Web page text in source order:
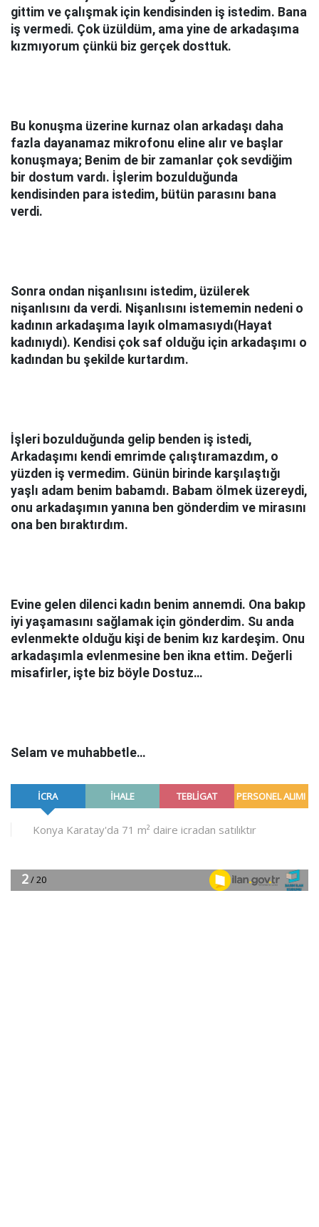
gittim ve çalışmak için kendisinden iş istedim. Bana
iş vermedi. Çok üzüldüm, ama yine de arkadaşıma
kızmıyorum çünkü biz gerçek dosttuk.
Bu konuşma üzerine kurnaz olan arkadaşı daha
fazla dayanamaz mikrofonu eline alır ve başlar
konuşmaya; Benim de bir zamanlar çok sevdiğim
bir dostum vardı. İşlerim bozulduğunda
kendisinden para istedim, bütün parasını bana
verdi.
Sonra ondan nişanlısını istedim, üzülerek
nişanlısını da verdi. Nişanlısını istememin nedeni o
kadının arkadaşıma layık olmamasıydı(Hayat
kadınıydı). Kendisi çok saf olduğu için arkadaşımı o
kadından bu şekilde kurtardım.
İşleri bozulduğunda gelip benden iş istedi,
Arkadaşımı kendi emrimde çalıştıramazdım, o
yüzden iş vermedim. Günün birinde karşılaştığı
yaşlı adam benim babamdı. Babam ölmek üzereydi,
onu arkadaşımın yanına ben gönderdim ve mirasını
ona ben bıraktırdım.
Evine gelen dilenci kadın benim annemdi. Ona bakıp
iyi yaşamasını sağlamak için gönderdim. Su anda
evlenmekte olduğu kişi de benim kız kardeşim. Onu
arkadaşımla evlenmesine ben ikna ettim. Değerli
misafirler, işte biz böyle Dostuz…
Selam ve muhabbetle…